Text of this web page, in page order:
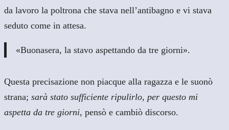
da lavoro la poltrona che stava nell’antibagno e vi stava
seduto come in attesa.
«Buonasera, la stavo aspettando da tre giorni».
Questa precisazione non piacque alla ragazza e le suonò
strana; sarà stato sufficiente ripulirlo, per questo mi
aspetta da tre giorni, pensò e cambiò discorso.